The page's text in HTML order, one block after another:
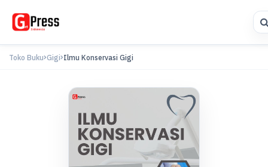
Toko Buku Gigi Ilmu Konservasi Gigi